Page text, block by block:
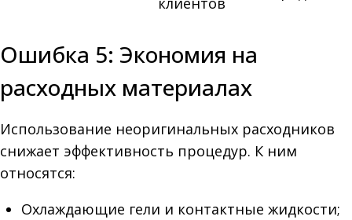
Ошибка 5: Экономия на
расходных материалах
Использование неоригинальных расходников
снижает эффективность процедур. К ним
относятся:
Охлаждающие гели и контактные жидкости;